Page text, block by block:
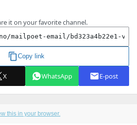
this in your browser.